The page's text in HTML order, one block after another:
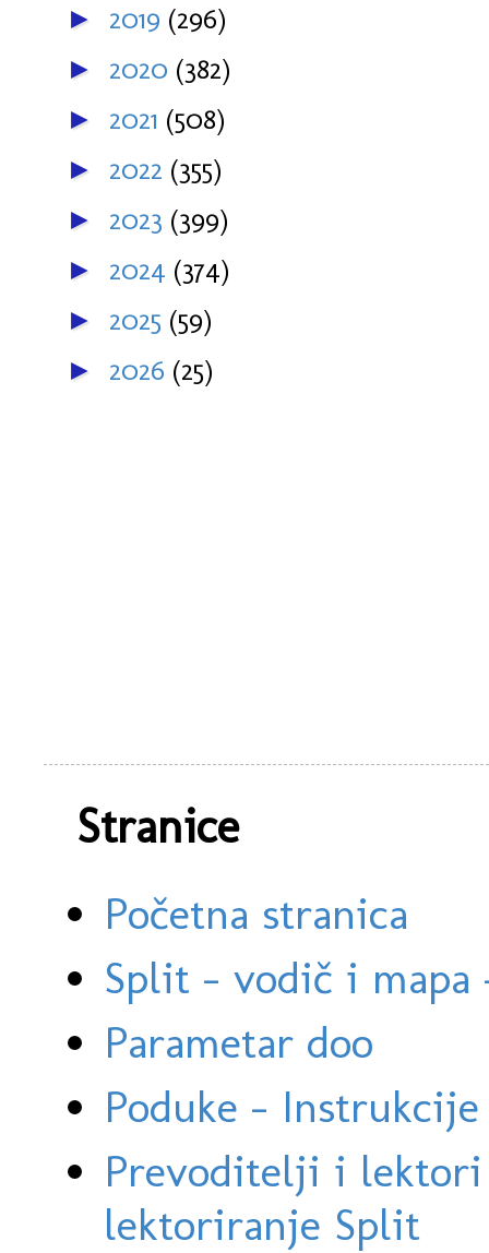
► 2019 (296)
► 2020 (382)
► 2021 (508)
► 2022 (355)
► 2023 (399)
► 2024 (374)
► 2025 (59)
► 2026 (25)
Stranice
Početna stranica
Split - vodič i
Parametar doo
Poduke -
Prevoditelji i
lektoriranje Split